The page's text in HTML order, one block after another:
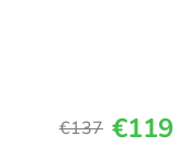
€137 €119